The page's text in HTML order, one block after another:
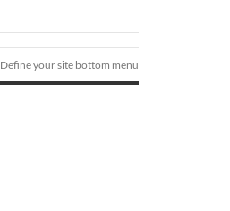
Define your site bottom menu